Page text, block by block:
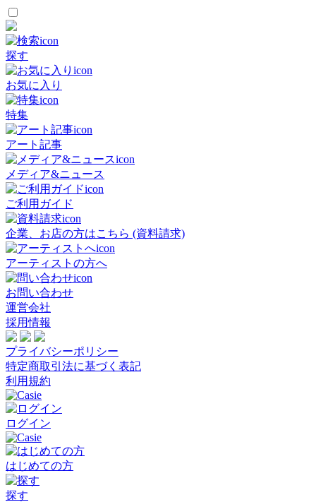
探す
お気に入り
特集
アート記事
メディア&ニュース
ご利用ガイド
企業、お店の方はこちら (資料請求)
アーティストの方へ
お問い合わせ
運営会社
採用情報
プライバシーポリシー
特定商取引法に基づく表記
利用規約
ログイン
はじめての方
探す